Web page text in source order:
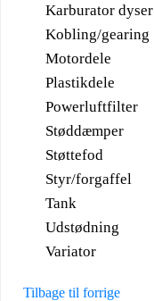
Karburator dyser
Kobling/gearing
Motordele
Plastikdele
Powerluftfilter
Støddæmper
Støttefod
Styr/forgaffel
Tank
Udstødning
Variator
Tilbage til forrige